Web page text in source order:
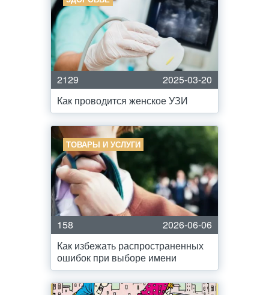
2129
2025-03-20
Как проводится женское УЗИ
ТОВАРЫ И УСЛУГИ
158
2026-06-06
Как избежать распространенных
ошибок при выборе имени